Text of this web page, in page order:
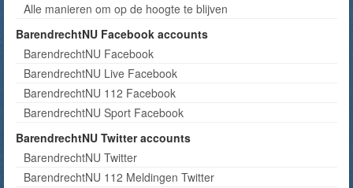
Alle manieren om op de hoogte te blijven
BarendrechtNU Facebook accounts
BarendrechtNU Facebook
BarendrechtNU Live Facebook
BarendrechtNU 112 Facebook
BarendrechtNU Sport Facebook
BarendrechtNU Twitter accounts
BarendrechtNU Twitter
BarendrechtNU 112 Meldingen Twitter